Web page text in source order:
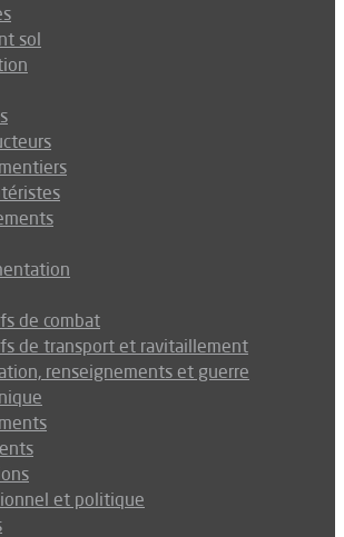
sol
de combat
de transport et ravitaillement
renseignements et guerre
et politique